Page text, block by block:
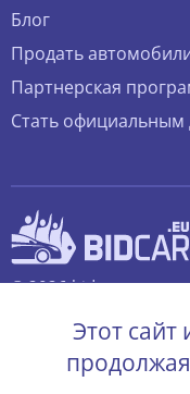
Блог
Продать
Партнерская
Стать
© 2026 bidcar.eu
Этот сайт